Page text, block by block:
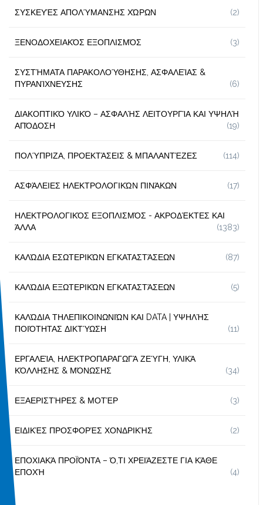
ΣΥΣΚΕΥΈΣ ΑΠΟΛΎΜΑΝΣΗΣ ΧΏΡΩΝ (2)
ΞΕΝΟΔΟΧΕΙΑΚΌΣ ΕΞΟΠΛΙΣΜΌΣ (3)
ΣΥΣΤΉΜΑΤΑ ΠΑΡΑΚΟΛΟΎΘΗΣΗΣ, ΑΣΦΑΛΕΊΑΣ &
ΠΥΡΑΝΊΧΝΕΥΣΗΣ
(6)
ΔΙΑΚΟΠΤΙΚΌ ΥΛΙΚΌ – ΑΣΦΑΛΉΣ ΛΕΙΤΟΥΡΓΊΑ ΚΑΙ ΥΨΗΛΉ
ΑΠΌΔΟΣΗ
(19)
ΠΟΛΎΠΡΙΖΑ, ΠΡΟΕΚΤΆΣΕΙΣ & ΜΠΑΛΑΝΤΈΖΕΣ (114)
ΑΣΦΆΛΕΙΕΣ ΗΛΕΚΤΡΟΛΟΓΙΚΏΝ ΠΙΝΆΚΩΝ (17)
ΗΛΕΚΤΡΟΛΟΓΙΚΌΣ ΕΞΟΠΛΙΣΜΌΣ - ΑΚΡΟΔΈΚΤΕΣ ΚΑΙ
ΆΛΛΑ
(1383)
ΚΑΛΏΔΙΑ ΕΣΩΤΕΡΙΚΏΝ ΕΓΚΑΤΑΣΤΆΣΕΩΝ (87)
ΚΑΛΏΔΙΑ ΕΞΩΤΕΡΙΚΏΝ ΕΓΚΑΤΑΣΤΆΣΕΩΝ (5)
ΚΑΛΏΔΙΑ ΤΗΛΕΠΙΚΟΙΝΩΝΙΏΝ ΚΑΙ DATA | ΥΨΗΛΉΣ
ΠΟΙΌΤΗΤΑΣ ΔΙΚΤΎΩΣΗ
(11)
ΕΡΓΑΛΕΊΑ, ΗΛΕΚΤΡΟΠΑΡΑΓΩΓΆ ΖΕΎΓΗ, ΥΛΙΚΆ
ΚΌΛΛΗΣΗΣ & ΜΌΝΩΣΗΣ
(34)
ΕΞΑΕΡΙΣΤΉΡΕΣ & ΜΟΤΈΡ (3)
ΕΙΔΙΚΈΣ ΠΡΟΣΦΟΡΈΣ ΧΟΝΔΡΙΚΉΣ (2)
ΕΠΟΧΙΑΚΆ ΠΡΟΪΌΝΤΑ – Ό,ΤΙ ΧΡΕΙΆΖΕΣΤΕ ΓΙΑ ΚΆΘΕ
ΕΠΟΧΉ
(4)